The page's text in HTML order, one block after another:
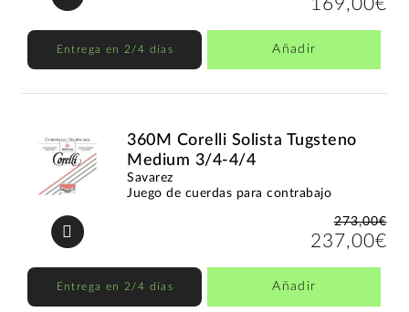
169,00€
Entrega en 2/4 días Añadir
360M Corelli Solista Tugsteno
Medium 3/4-4/4
Savarez
Juego de cuerdas para contrabajo
273,00€
237,00€
Entrega en 2/4 días Añadir